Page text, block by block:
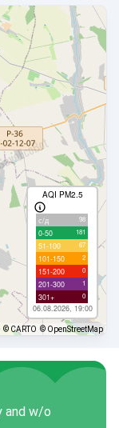
AQI PM2.5
с/д 98
0-50 181
51-100 67
101-150 2
151-200 0
201-300 1
301+ 0
06.08.2026, 19:00
© CARTO © OpenStreetMap
and w/o